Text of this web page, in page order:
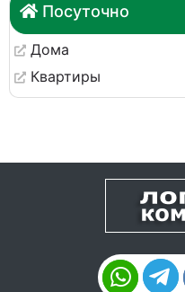
Посуточно
Дома
Квартиры